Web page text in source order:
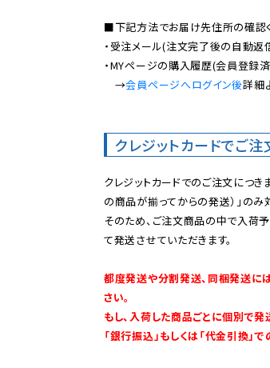
■下記方法でお届け先住所の確認く
・受注メール(注文完了後の自動返
・MYページの購入履歴(会員登録
→会員ページへログイン後詳細
クレジットカードでご
クレジットカードでのご注文につき
の商品が揃ってからの発送）」のみ
そのため、ご注文商品の中で入荷
て発送させていただきます。
都度発送や分割発送、同梱発送に
さい。
もし、入荷した商品ごとに個別で発
「銀行振込」もしくは「代金引換」